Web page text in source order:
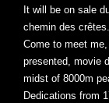
It will be on sale
chemin des crêtes.
Come to meet
presented, movie
midst of 8000m
Dedications from